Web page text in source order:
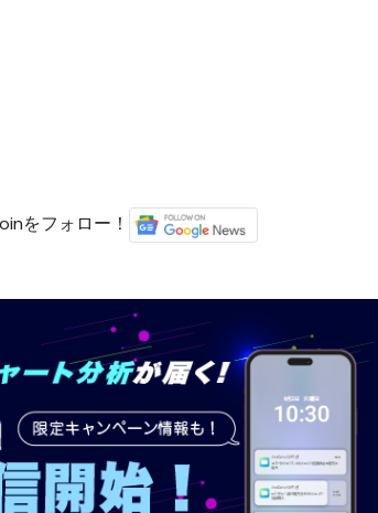
をフォロー！